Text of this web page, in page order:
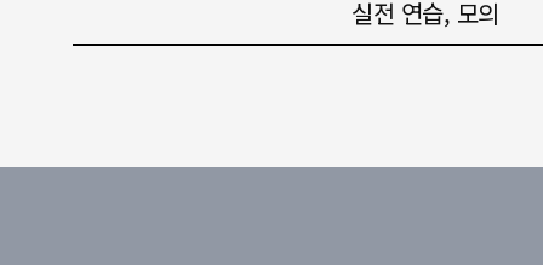
실전 연습, 모의